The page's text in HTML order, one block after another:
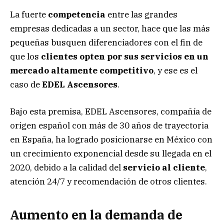
La fuerte competencia entre las grandes
empresas dedicadas a un sector, hace que las más
pequeñas busquen diferenciadores con el fin de
que los clientes opten por sus servicios en un
mercado altamente competitivo, y ese es el
caso deEDEL Ascensores.
Bajo esta premisa, EDEL Ascensores, compañía de
origen español con más de 30 años de trayectoria
en España, ha logrado posicionarse en México con
un crecimiento exponencial desde su llegada en el
2020, debido a la calidad del servicio al cliente,
atención 24/7 y recomendación de otros clientes.
Aumento en la demanda de